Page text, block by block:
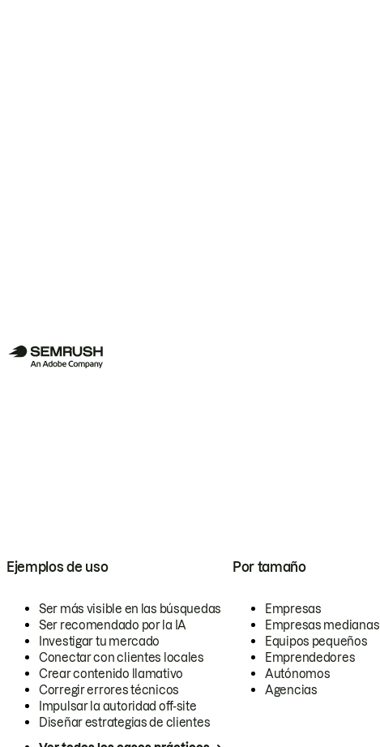
Ejemplos de uso
Ser más visible en las búsquedas
Ser recomendado por la IA
Investigar tu mercado
Conectar con clientes locales
Crear contenido llamativo
Corregir errores técnicos
Impulsar la autoridad off-site
Diseñar estrategias de clientes
Por tamaño
Empresas
Empresas medianas
Equipos pequeños
Emprendedores
Autónomos
Agencias